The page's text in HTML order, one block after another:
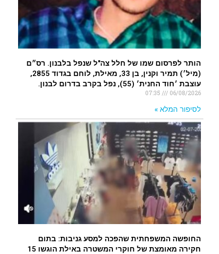
הותר לפרסום שמו של חלל צה"ל שנפל בלבנון. רס״ם
(מיל׳) תמיר וקנין, בן 33, מאילת, לוחם בגדוד 2855,
עוצבת ׳חוד החנית׳ (55), נפל בקרב בדרום לבנון.
06/08/2026
לסיפור המלא »
החופשה המשפחתית שהפכה למסע גניבות: בתום
חקירה מאומצת של חוקרי המשטרה באילת הוגשו 15